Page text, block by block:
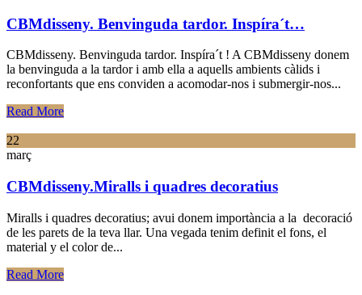
CBMdisseny. Benvinguda tardor. Inspíra´t…
CBMdisseny. Benvinguda tardor. Inspíra´t ! A CBMdisseny donem
la benvinguda a la tardor i amb ella a aquells ambients càlids i
reconfortants que ens conviden a acomodar-nos i submergir-nos...
Read More
22
març
CBMdisseny.Miralls i quadres decoratius
Miralls i quadres decoratius; avui donem importància a la decoració
de les parets de la teva llar. Una vegada tenim definit el fons, el
material y el color de...
Read More